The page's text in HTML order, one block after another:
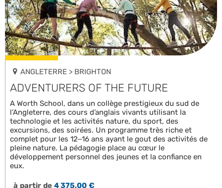
ANGLETERRE > BRIGHTON
ADVENTURERS OF THE FUTURE
A Worth School, dans un collège prestigieux du sud de
l’Angleterre, des cours d’anglais vivants utilisant la
technologie et les activités nature, du sport, des
excursions, des soirées. Un programme très riche et
complet pour les 12–16 ans ayant le gout des activités de
pleine nature. La pédagogie place au cœur le
développement personnel des jeunes et la confiance en
eux.
à partir de4 375,00 €